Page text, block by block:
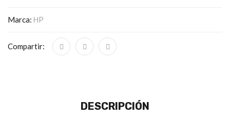
Marca: HP
Compartir:
DESCRIPCIÓN